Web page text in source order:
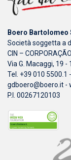
Boero Bartolomeo
Società soggetta a
CIN –
Via G. Macaggi, 19 -
Tel. +39 010 5500.1
gdboero@boero.it -
P.I. 00267120103